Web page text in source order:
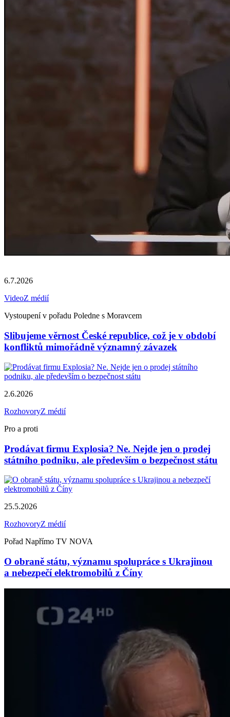
6.7.2026
VideoZ médií
Vystoupení v pořadu Poledne s Moravcem
Slibujeme věrnost České republice, což je v období
konfliktů mimořádně významný závazek
2.6.2026
RozhovoryZ médií
Pro a proti
Prodávat firmu Explosia? Ne. Nejde jen o prodej
státního podniku, ale především o bezpečnost státu
25.5.2026
RozhovoryZ médií
Pořad Napřímo TV NOVA
O obraně státu, významu spolupráce s Ukrajinou
a nebezpečí elektromobilů z Číny